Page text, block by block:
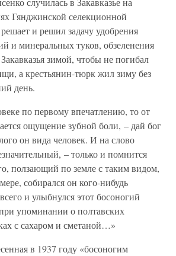
Гянджинской селекционной
и решил задачу удобрения
и минеральных туков, обзеленения
зимой, чтобы не погибал
а крестьянин-тюрк жил зиму без
день.
по первому впечатлению, то от
ощущение зубной боли, – дай бог
он вида человек. И на слово
– только и помнится
ползающий по земле с таким видом,
собирался он кого-нибудь
и улыбнулся этот босоногий
упоминании о полтавских
с сахаром и сметаной…»
в 1937 году «босоногим